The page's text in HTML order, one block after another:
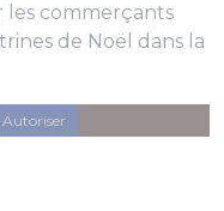
les commerçants
de Noël dans la
Autoriser